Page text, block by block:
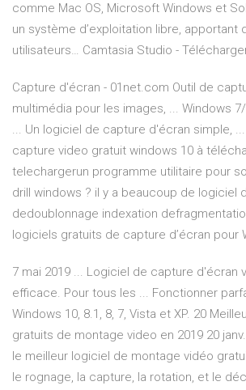
comme Mac OS, Microsoft Windows et
un système d’exploitation libre, apportant
utilisateurs… Camtasia Studio -
Capture d'écran - 01net.com Outil de
multimédia pour les images, ... Windows
... Un logiciel de capture d'écran simple,
capture video gratuit windows 10 à
telechargerun programme utilitaire pour
drill windows ? il y a beaucoup de logiciel
dedoublonnage indexation
logiciels gratuits de capture d’écran pour
7 mai 2019 ... Logiciel de capture d'écran
efficace. Pour tous les ... Fonctionner
Windows 10, 8.1, 8, 7, Vista et XP. 20
gratuits de montage video en 2019 20
le meilleur logiciel de montage vidéo
le rognage, la capture, la rotation, et le